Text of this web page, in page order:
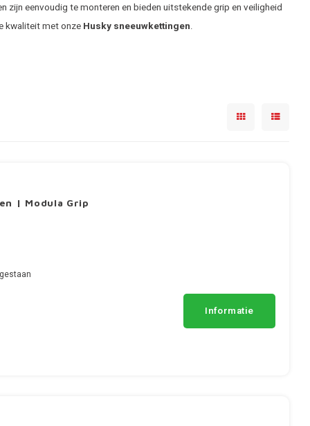
zijn eenvoudig te monteren en bieden uitstekende grip en veiligheid
kwaliteit met onze Husky sneeuwkettingen.
| Modula Grip
Informatie